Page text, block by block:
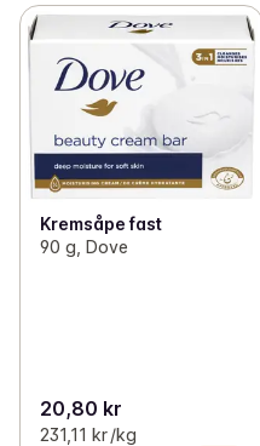
Kremsåpe fast
90 g, Dove
20,80 kr
231,11 kr /kg